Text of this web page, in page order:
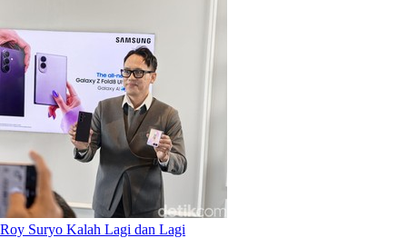
Roy Suryo Kalah Lagi dan Lagi